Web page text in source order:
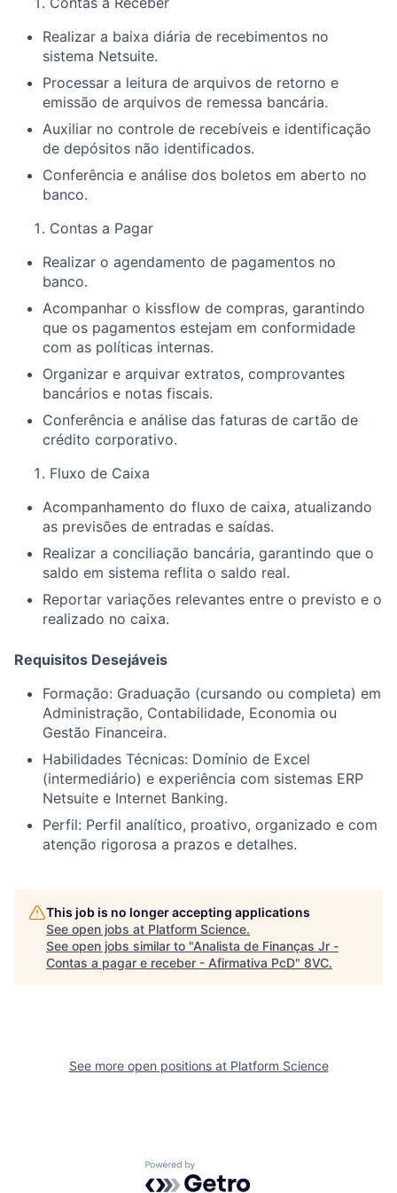
Realizar a baixa diária de recebimentos no
sistema Netsuite.
Processar a leitura de arquivos de retorno e
emissão de arquivos de remessa bancária.
Auxiliar no controle de recebíveis e identificação
de depósitos não identificados.
Conferência e análise dos boletos em aberto no
banco.
Contas a Pagar
Realizar o agendamento de pagamentos no
banco.
Acompanhar o kissflow de compras, garantindo
que os pagamentos estejam em conformidade
com as políticas internas.
Organizar e arquivar extratos, comprovantes
bancários e notas fiscais.
Conferência e análise das faturas de cartão de
crédito corporativo.
Fluxo de Caixa
Acompanhamento do fluxo de caixa, atualizando
as previsões de entradas e saídas.
Realizar a conciliação bancária, garantindo que o
saldo em sistema reflita o saldo real.
Reportar variações relevantes entre o previsto e o
realizado no caixa.
Requisitos Desejáveis
Formação: Graduação (cursando ou completa) em
Administração, Contabilidade, Economia ou
Gestão Financeira.
Habilidades Técnicas: Domínio de Excel
(intermediário) e experiência com sistemas ERP
Netsuite e Internet Banking.
Perfil: Perfil analítico, proativo, organizado e com
atenção rigorosa a prazos e detalhes.
This job is no longer accepting applications
See open jobs at Platform Science.
See open jobs similar to "Analista de Finanças Jr -
Contas a pagar e receber - Afirmativa PcD" 8VC.
See more open positions at Platform Science
Powered by Getro.com